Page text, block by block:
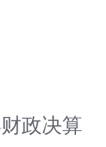
政决算